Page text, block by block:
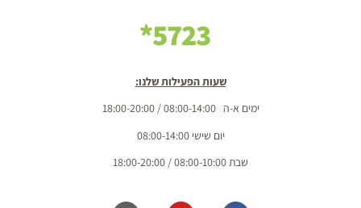
5723*
שעות הפעילות שלנו:
ימים א-ה 08:00-14:00 / 18:00-20:00
יום שישי 08:00-14:00
שבת 08:00-10:00 / 18:00-20:00